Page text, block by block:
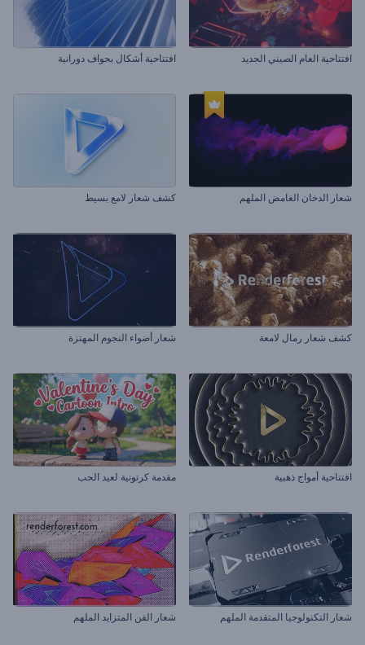
افتتاحية العام الصيني الجديد افتتاحية أشكال بحواف دورانية
شعار الدخان الغامض الملهم كشف شعار لامع بسيط
كشف شعار رمال لامعة شعار أضواء النجوم المهتزة
افتتاحية أمواج ذهبية مقدمة كرتونية لعيد الحب
شعار التكنولوجيا المتقدمة الملهم شعار الفن المتزايد الملهم